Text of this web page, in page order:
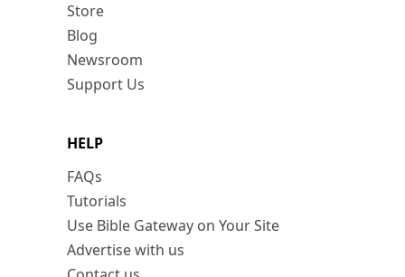
Store
Blog
Newsroom
Support Us
HELP
FAQs
Tutorials
Use Bible Gateway on Your Site
Advertise with us